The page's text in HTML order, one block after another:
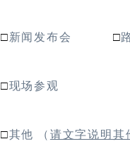
□新闻发布会 □
□现场参观
□其他 （ 请文字说明其